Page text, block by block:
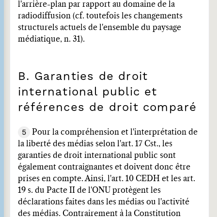
l'arrière-plan par rapport au domaine de la
radiodiffusion (cf. toutefois les changements
structurels actuels de l'ensemble du paysage
médiatique, n. 31).
B. Garanties de droit
international public et
références de droit comparé
5
Pour la compréhension et l'interprétation de
la liberté des médias selon l'art. 17 Cst., les
garanties de droit international public sont
également contraignantes et doivent donc être
prises en compte. Ainsi, l'art. 10 CEDH et les art.
19 s. du Pacte II de l'ONU protègent les
déclarations faites dans les médias ou l'activité
des médias. Contrairement à la Constitution